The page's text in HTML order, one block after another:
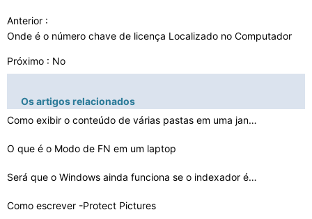
Anterior :
Onde é o número chave de licença Localizado no Computador
Próximo : No
Os artigos relacionados
Como exibir o conteúdo de várias pastas em uma janela…
O que é o Modo de FN em um laptop
Será que o Windows ainda funciona se o indexador é Di…
Como escrever -Protect Pictures